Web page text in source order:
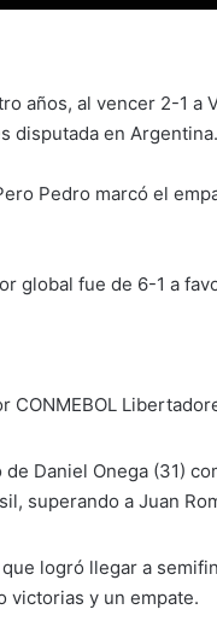
años, al vencer 2-1 a
disputada en Argentina.
Pedro marcó el
global fue de 6-1 a
Daniel Onega (31)
superando a Juan
logró llegar a
victorias y un empate.